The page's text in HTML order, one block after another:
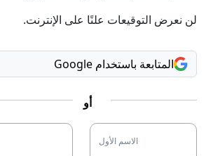
لن نعرض التوقيعات علنًا على الإنترنت.
المتابعة باستخدام Google
أو
الاسم الأول